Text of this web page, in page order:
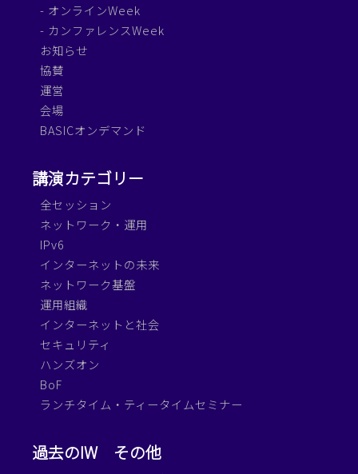
- オンラインWeek
- カンファレンスWeek
お知らせ
協賛
運営
会場
BASICオンデマンド
講演カテゴリー
全セッション
ネットワーク・運用
IPv6
インターネットの未来
ネットワーク基盤
運用組織
インターネットと社会
セキュリティ
ハンズオン
BoF
ランチタイム・ティータイムセミナー
過去のIW その他